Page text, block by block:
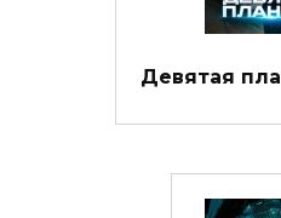
Девятая